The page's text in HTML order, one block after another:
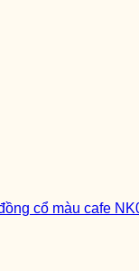
cổ màu cafe